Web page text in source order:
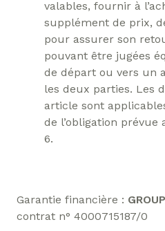
valables, fournir à
supplément de prix,
pour assurer son
pouvant être jugées
de départ ou vers un
les deux parties. Les
article sont
de l’obligation prévue
6.
Garantie financière :
contrat n° 4000715187/0